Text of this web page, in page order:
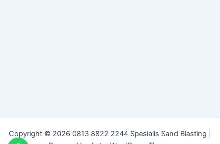
Copyright © 2026 0813 8822 2244 Spesialis Sand Blasting |